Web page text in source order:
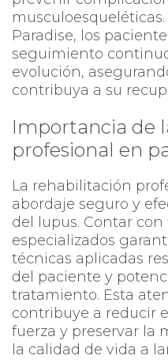
Paradise, los
seguimiento
evolución,
contribuya a su
Importancia de
profesional en
La rehabilitación
abordaje seguro y
del lupus. Contar
especializados
técnicas aplicadas
del paciente y
tratamiento. Esta
contribuye a reducir
fuerza y preservar la
la calidad de vida a